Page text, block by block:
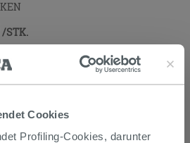
Cookies
Profiling-Cookies, darunter
/STK.
LEGEN